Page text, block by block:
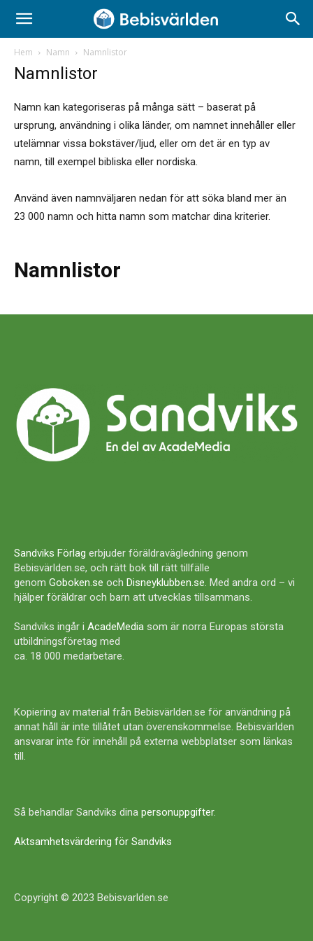
Hem Namn Namnlistor
Namnlistor
Namn kan kategoriseras på många sätt – baserat på
ursprung, användning i olika länder, om namnet innehåller eller
utelämnar vissa bokstäver/ljud, eller om det är en typ av
namn, till exempel bibliska eller nordiska.
Använd även namnväljaren nedan för att söka bland mer än
23 000 namn och hitta namn som matchar dina kriterier.
Namnlistor
Sandviks Förlag erbjuder föräldravägledning genom
Bebisvärlden.se, och rätt bok till rätt tillfälle
genom Goboken.se och Disneyklubben.se. Med andra ord – vi
hjälper föräldrar och barn att utvecklas tillsammans.
Sandviks ingår i AcadeMedia som är norra Europas största
utbildningsföretag med
ca. 18 000 medarbetare.
Kopiering av material från Bebisvärlden.se för användning på
annat håll är inte tillåtet utan överenskommelse. Bebisvärlden
ansvarar inte för innehåll på externa webbplatser som länkas
till.
Så behandlar Sandviks dina personuppgifter.
Aktsamhetsvärdering för Sandviks
Copyright © 2023 Bebisvarlden.se